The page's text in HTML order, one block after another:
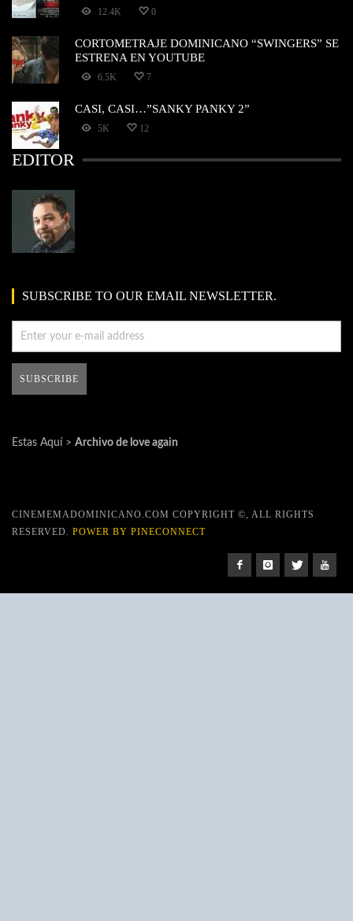
12.4K 0
CORTOMETRAJE DOMINICANO “SWINGERS” SE
ESTRENA EN YOUTUBE
6.5K 7
CASI, CASI…”SANKY PANKY 2”
5K 12
EDITOR
SUBSCRIBE TO OUR EMAIL NEWSLETTER.
Estas Aquí > Archivo de love again
CINEMEMADOMINICANO.COM COPYRIGHT ©, ALL RIGHTS
RESERVED. POWER BY PINECONNECT